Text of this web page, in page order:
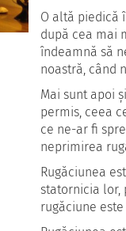
O altă piedică
după cea mai
îndeamnă să
noastră, când
Mai sunt apoi
permis, ceea
ce ne-ar fi
neprimirea
Rugăciunea
statornicia lor,
rugăciune